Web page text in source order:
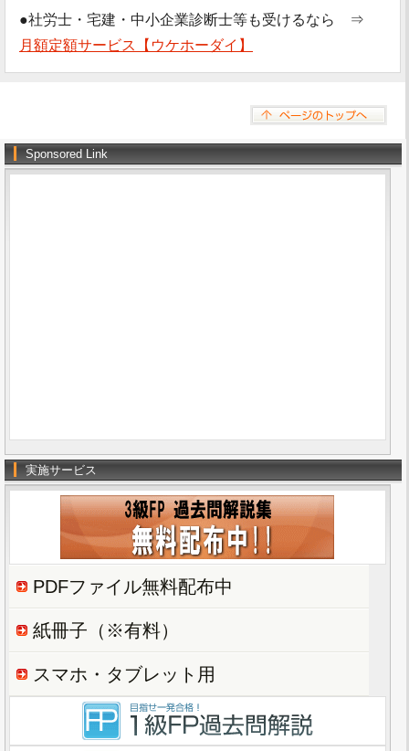
●社労士・宅建・中小企業診断士等も受けるなら ⇒
月額定額サービス【ウケホーダイ】
Sponsored Link
実施サービス
PDFファイル無料配布中
紙冊子（※有料）
スマホ・タブレット用